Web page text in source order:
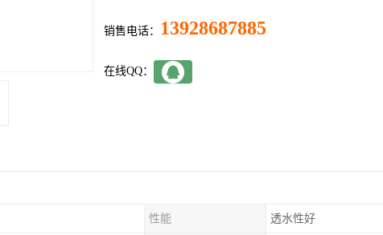
销售电话： 13928687885
在线QQ：
性能 透水性好